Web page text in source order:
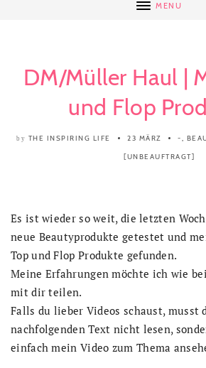
MENU
DM/Müller Haul |
und Flop
by THE INSPIRING LIFE 23 MÄRZ -,
[UNBEAUFTRAGT]
Es ist wieder so weit, die letzten
neue Beautyprodukte getestet und
Top und Flop Produkte gefunden.
Meine Erfahrungen möchte ich wie
mit dir teilen.
Falls du lieber Videos schaust, musst
nachfolgenden Text nicht lesen,
einfach mein Video zum Thema